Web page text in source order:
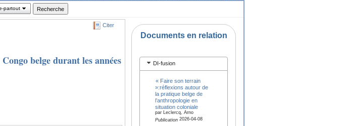
partout
Citer
belge durant les années
Documents en relation
DI-fusion
« Faire son terrain
»:réflexions autour de
la pratique belge de
l’anthropologie en
situation coloniale
par Leclercq, Arno
Publication2026-04-08